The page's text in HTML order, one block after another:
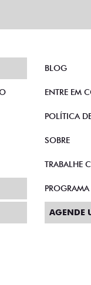
BLOG
ENTRE EM
POLÍTICA
SOBRE
TRABALHE
AGENDE